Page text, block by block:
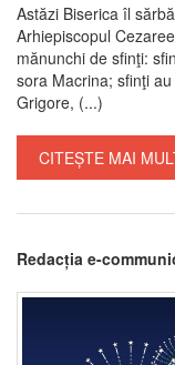
Astăzi Biserica îl
Arhiepiscopul
mănunchi de sfinţi:
sora Macrina; sfinţi
Grigore, (...)
CITEȘTE MAI
Redacția e-